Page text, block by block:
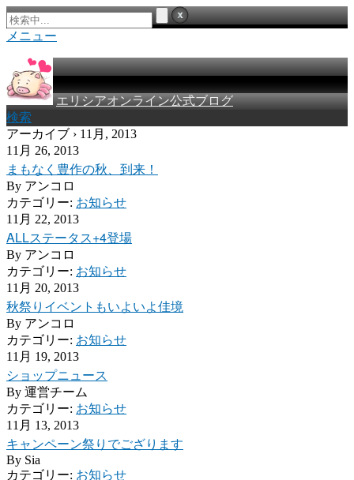
メニュー
エリシアオンライン公式ブログ
検索
アーカイブ › 11月, 2013
11月 26, 2013
まもなく豊作の秋、到来！
By アンコロ
カテゴリー: お知らせ
11月 22, 2013
ALLステータス+4登場
By アンコロ
カテゴリー: お知らせ
11月 20, 2013
秋祭りイベントもいよいよ佳境
By アンコロ
カテゴリー: お知らせ
11月 19, 2013
ショップニュース
By 運営チーム
カテゴリー: お知らせ
11月 13, 2013
キャンペーン祭りでござります
By Sia
カテゴリー: お知らせ